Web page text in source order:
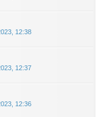
12:38
12:37
12:36